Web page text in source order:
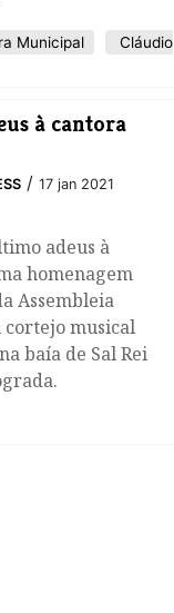
Municipal
Cláudio
à cantora
/ 17 jan 2021
adeus à
homenagem
Assembleia
musical
baía de Sal Rei